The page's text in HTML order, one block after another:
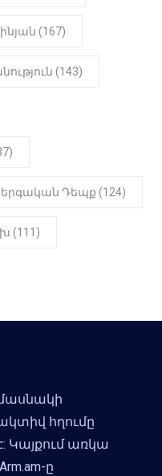
(167)
(143)
Դեպք (124)
(111)
հղումը
Կայքում առկա
ը